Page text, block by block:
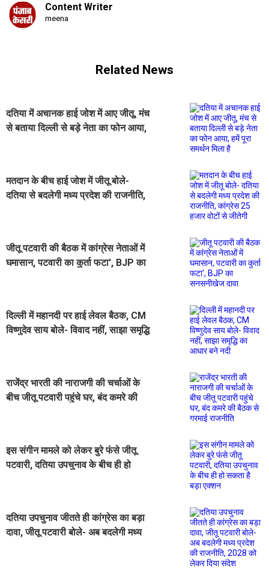
Content Writer
meena
Related News
दतिया में अचानक हाई जोश में आए जीतू, मंच
से बताया दिल्ली से बड़े नेता का फोन आया,
मतदान के बीच हाई जोश में जीतू बोले-
दतिया से बदलेगी मध्य प्रदेश की राजनीति,
जीतू पटवारी की बैठक में कांग्रेस नेताओं में
घमासान, पटवारी का कुर्ता फटा', BJP का
दिल्ली में महानदी पर हाई लेवल बैठक, CM
विष्णुदेव साय बोले- विवाद नहीं, साझा समृद्धि
राजेंद्र भारती की नाराजगी की चर्चाओं के
बीच जीतू पटवारी पहुंचे घर, बंद कमरे की
इस संगीन मामले को लेकर बुरे फंसे जीतू
पटवारी, दतिया उपचुनाव के बीच ही हो
दतिया उपचुनाव जीतते ही कांग्रेस का बड़ा
दावा, जीतू पटवारी बोले- अब बदलेगी मध्य